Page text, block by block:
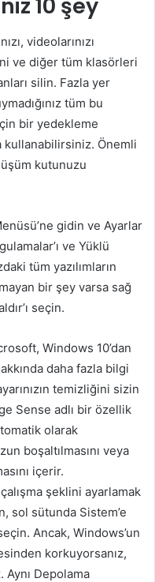
10 şey
videolarınızı
ve diğer tüm klasörleri
silin. Fazla yer
tüm bu
bir yedekleme
kullanabilirsiniz. Önemli
kutunuzu
gidin ve Ayarlar
ve Yüklü
tüm yazılımların
bir şey varsa sağ
seçin.
Windows 10’dan
daha fazla bilgi
temizliğini sizin
Sense adlı bir özellik
olarak
boşaltılmasını veya
içerir.
şeklini ayarlamak
sol sütunda Sistem’e
Ancak, Windows’un
korkuyorsanız,
Depolama